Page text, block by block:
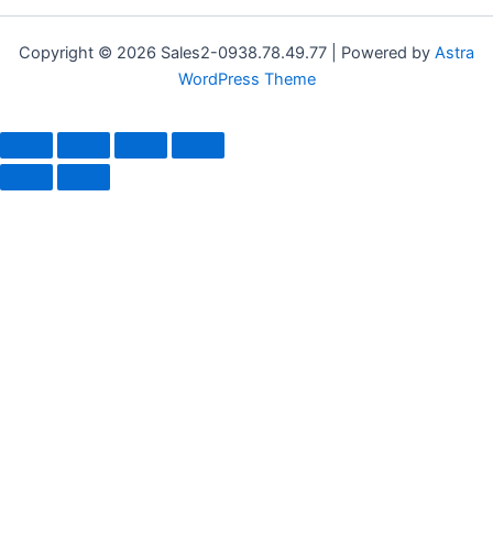
Copyright © 2026 Sales2-0938.78.49.77 | Powered by Astra
WordPress Theme